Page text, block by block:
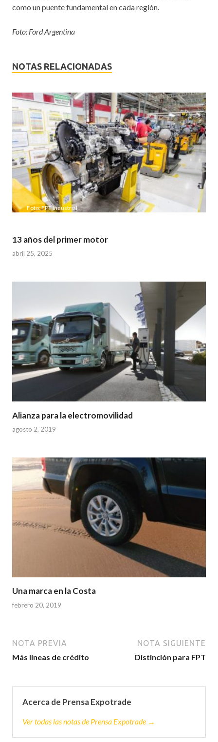
como un puente fundamental en cada región.
Foto: Ford Argentina
NOTAS RELACIONADAS
Foto: FPT Industrial
13 años del primer motor
abril 25, 2025
Alianza para la electromovilidad
agosto 2, 2019
Una marca en la Costa
febrero 20, 2019
NOTA PREVIA
Más líneas de crédito
NOTA SIGUIENTE
Distinción para FPT
Acerca de Prensa Expotrade
Ver todas las notas de Prensa Expotrade →